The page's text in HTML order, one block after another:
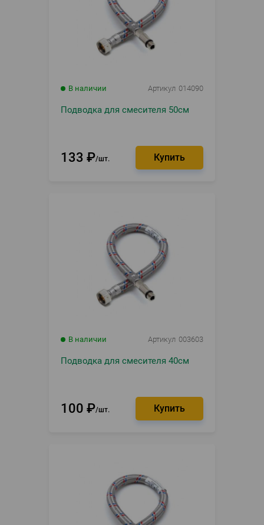
В наличии Артикул 014090
Подводка для смесителя 50см
133 ₽ шт.
В наличии Артикул 003603
Подводка для смесителя 40см
100 ₽ шт.